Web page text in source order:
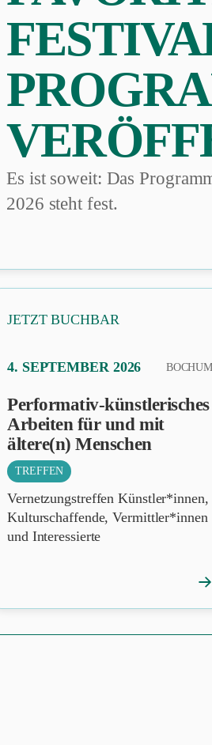
Es ist soweit: Das
2026 steht fest.
PRÄSENZ
JETZT BUCHBAR
4. SEPTEMBER 2026 BOCHUM
Performativ-künstlerisches
Arbeiten für und mit
ältere(n) Menschen
TREFFEN
Vernetzungstreffen Künstler*innen,
Kulturschaffende, Vermittler*innen
und Interessierte
→